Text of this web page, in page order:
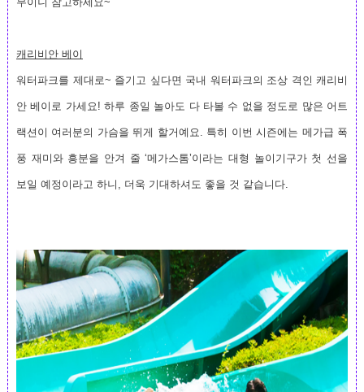
캐리비안 베이
워터파크를 제대로~ 즐기고 싶다면 국내 워터파크의 조상 격인 캐리비
안 베이로 가세요! 하루 종일 놀아도 다 타볼 수 없을 정도로 많은 어트
랙션이 여러분의 가슴을 뛰게 할거예요. 특히 이번 시즌에는 메가급 폭
풍 재미와 흥분을 안겨 줄 ‘메가스톰’이라는 대형 놀이기구가 첫 선을
보일 예정이라고 하니, 더욱 기대하셔도 좋을 것 같습니다.